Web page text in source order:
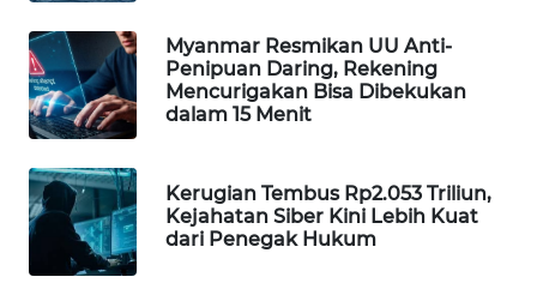
Myanmar Resmikan UU Anti-
Penipuan Daring, Rekening
Mencurigakan Bisa Dibekukan
dalam 15 Menit
Kerugian Tembus Rp2.053 Triliun,
Kejahatan Siber Kini Lebih Kuat
dari Penegak Hukum
WAHANA
PERSONA
WAHANA
WAHANA
HEALTH